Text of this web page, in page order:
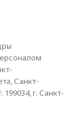
Санкт-
г. Санкт-